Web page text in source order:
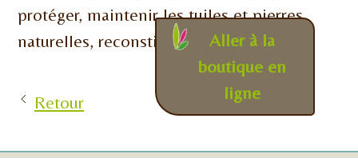
Aller à la
boutique en
ligne
protéger, maintenir les tuiles et pierres
naturelles, reconstituées.
Retour